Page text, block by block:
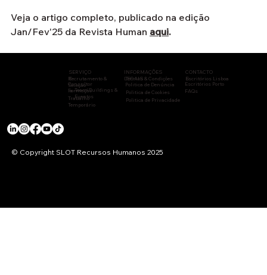
Veja o artigo completo, publicado na edição
Jan/Fev'25 da Revista Human aqui.
© Copyright SLOT Recursos Humanos 2025
SERVIÇO
S
Recrutamento &
Seleção
Consultor
ia
Formação
Trabalho
Temporário
Team Buildings &
Eventos
INFORMAÇÕES
LEGAIS
Politica de Denúncia
Politica de Cookies
Termos & Condições
Politica de Privacidade
CONTACTO
S
Escritórios Lisboa
Escritórios Porto
FAQs